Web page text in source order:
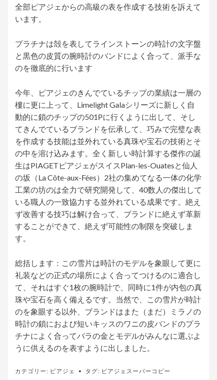
全部ピアジェからの高級の表を作成する技術を訴えて
います。
プラチナは殻を表してラインストーンの時計の文字盤
と黒色の皮質の腕時計のバンドによく合って、派手な
のを徹底的に行います
今年、ピアジェのきんでているチップの業績は一層の
樓に更に上って、Limelight Galaシリーズに新しく自
動的に鎖のチップの501Pに行くように出して、そし
てきんでているブランドを伝承して、巧みで完璧な表
を作成する技能は並外れている真珠や宝石の技術とそ
の中を溶け込みます。全く新しい時計算する傑作の誕
生はPIAGETピアジェがスイスPlan-les-Ouatesと仙人
の坂（La Côte-aux-Fées）2社の集めてなる一体の化学
工業の坊のは全力で研究開発して、40数人の傑出して
いる職人の一致協力する並外れている成果です。絶え
ず改善する技巧は解け合って、ブランドに絶えず革新
することができて、絶えず可能性の制限を突破しま
す。
総括します：この雪片は時計のモデルを象眼して更に
礼装などの正式の場所によく合ってつけるのに適合し
て、それはすぐ1枚の腕時計で、同時に1件が内包の真
珠や宝石を高く備えるです。当然で、この雪片が時計
のを象眼する以外、ブランドはまた（まだ）ミラノの
時計の鎖におよび短いキッスのワニの皮バンドのプラ
チナによく合ってバラの金とモデルがみんなに選ぶよ
うに供えるのを表すように出しました。
カテゴリー: ピアジェ タグ: ピアジェスーパーコピー